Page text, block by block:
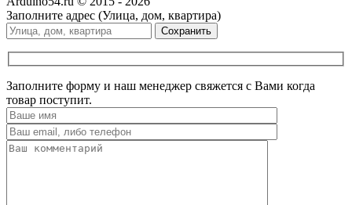
Заполните адрес (Улица, дом, квартира)
Сохранить
Заполните форму и наш менеджер свяжется с Вами когда
товар поступит.